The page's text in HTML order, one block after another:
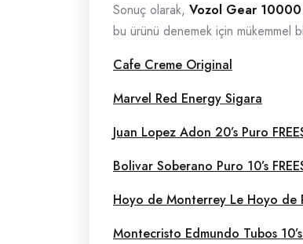
Sonuç olarak, Vozol Gear
bu ürünü denemek için mükemmel
Cafe Creme Original
Marvel Red Energy Sigara
Juan Lopez Adon 20’s Puro
Bolivar Soberano Puro 10’s
Hoyo de Monterrey Le Hoyo de
Montecristo Edmundo Tubos 10’s